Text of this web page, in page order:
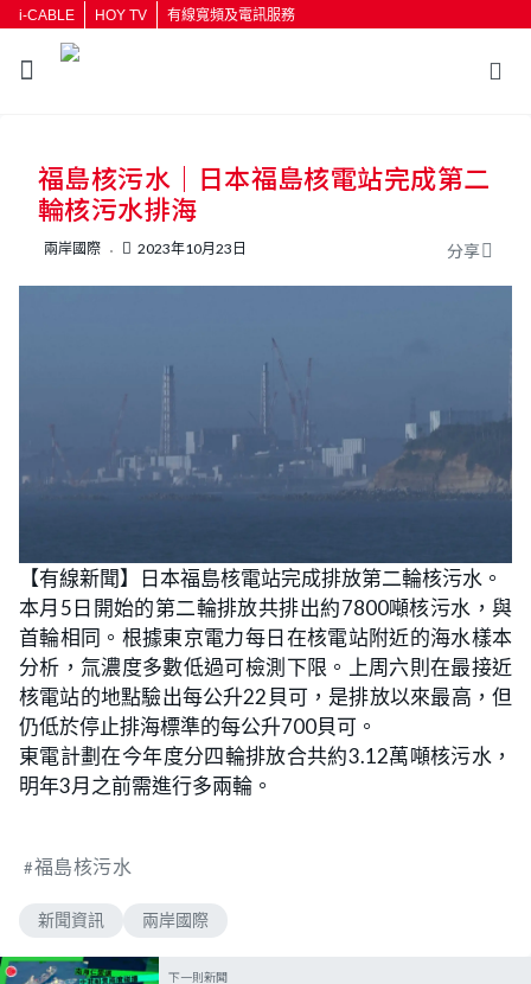
i-CABLE HOY TV 有線寬頻及電訊服務
福島核污水｜日本福島核電站完成第二
輪核污水排海
兩岸國際 2023年10月23日 分享
【有線新聞】日本福島核電站完成排放第二輪核污水。
本月5日開始的第二輪排放共排出約7800噸核污水，與
首輪相同。根據東京電力每日在核電站附近的海水樣本
分析，氚濃度多數低過可檢測下限。上周六則在最接近
核電站的地點驗出每公升22貝可，是排放以來最高，但
仍低於停止排海標準的每公升700貝可。
東電計劃在今年度分四輪排放合共約3.12萬噸核污水，
明年3月之前需進行多兩輪。
福島核污水
新聞資訊 兩岸國際
下一則新聞